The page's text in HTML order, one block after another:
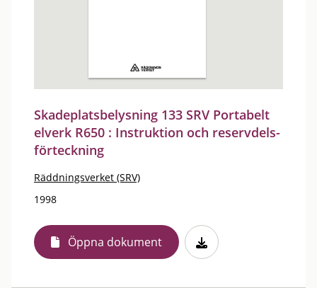
Skadeplatsbelysning 133 SRV Portabelt
elverk R650 : Instruktion och reservdels-
förteckning
Räddningsverket (SRV)
1998
Öppna dokument